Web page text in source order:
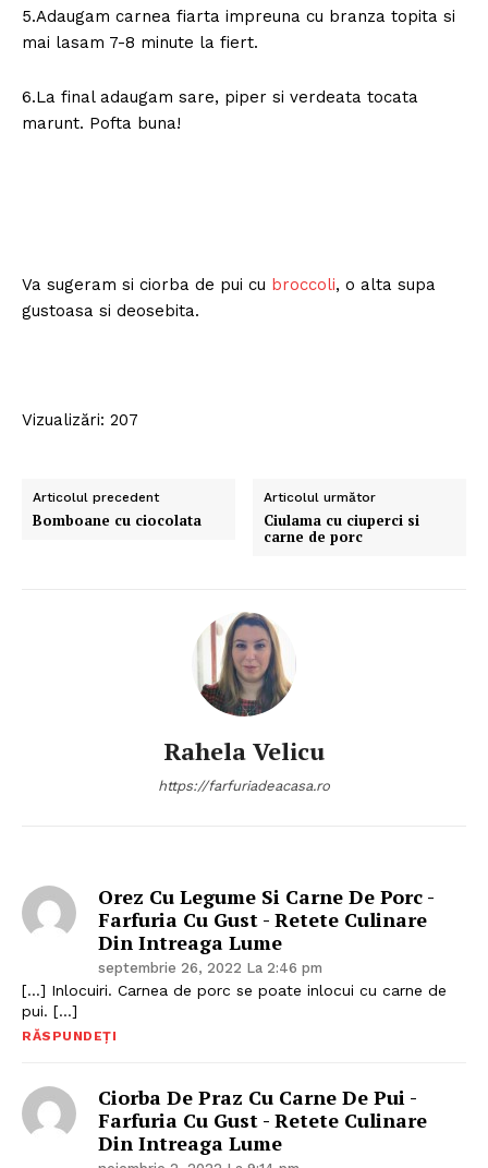
5.Adaugam carnea fiarta impreuna cu branza topita si
mai lasam 7-8 minute la fiert.
6.La final adaugam sare, piper si verdeata tocata
marunt. Pofta buna!
Va sugeram si ciorba de pui cu broccoli, o alta supa
gustoasa si deosebita.
Vizualizări: 207
Articolul precedent
Bomboane cu ciocolata
Articolul următor
Ciulama cu ciuperci si
carne de porc
Rahela Velicu
https://farfuriadeacasa.ro
Orez Cu Legume Si Carne De Porc -
Farfuria Cu Gust - Retete Culinare
Din Intreaga Lume
septembrie 26, 2022 La 2:46 pm
[…] Inlocuiri. Carnea de porc se poate inlocui cu carne de
pui. […]
RĂSPUNDEȚI
Ciorba De Praz Cu Carne De Pui -
Farfuria Cu Gust - Retete Culinare
Din Intreaga Lume